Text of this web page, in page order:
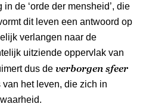
de ‘orde der mensheid’, die
dit leven een antwoord op
verlangen naar de
uitziende oppervlak van
dus de verborgen sfeer
het leven, die zich in